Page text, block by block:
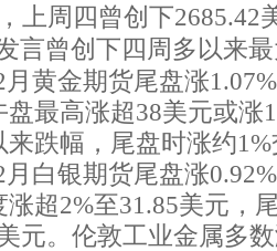
上周四曾创下2685.42
言曾创下四周多以来
黄金期货尾盘涨
最高涨超38美元或涨
跌幅，尾盘时涨约
白银期货尾盘涨
超2%至31.85美元，
元。伦敦工业金属多